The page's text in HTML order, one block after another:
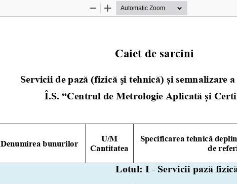
Zoom
Zoom
Caiet de sarcini
Servicii de pază (fizică şi tehnică) și semnalizare
Î.S. “Centrul de Metrologie Aplicată și
Denumirea bunurilor
U/M
Cantitatea
Specificarea tehnică
de
Lotul: I - Servicii pază